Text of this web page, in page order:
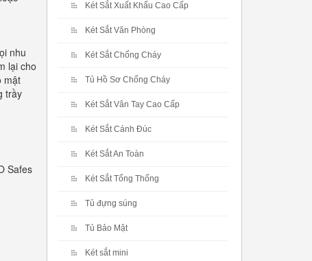
nhu
lại cho
mật
trầy
Safes
Két Sắt Xuất Khẩu Cao Cấp
Két Sắt Văn Phòng
Két Sắt Chống Cháy
Tủ Hồ Sơ Chống Cháy
Két Sắt Vân Tay Cao Cấp
Két Sắt Cánh Đúc
Két Sắt An Toàn
Két Sắt Tổng Thống
Tủ đựng súng
Tủ Bảo Mật
Két sắt mini